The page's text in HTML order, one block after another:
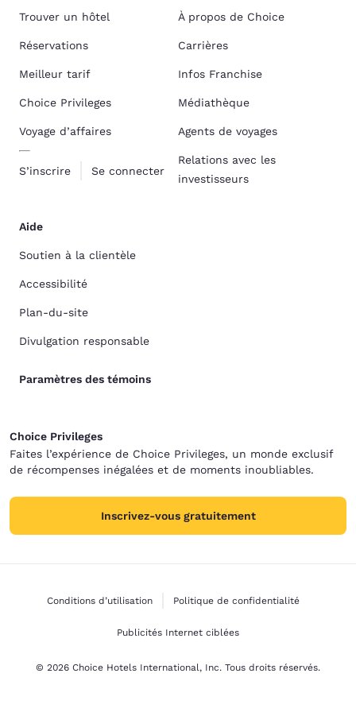
Trouver un hôtel
Réservations
Meilleur tarif
Choice Privileges
Voyage d’affaires
S’inscrire Se connecter
À propos de Choice
Carrières
Infos Franchise
Médiathèque
Agents de voyages
Relations avec les
investisseurs
Aide
Soutien à la clientèle
Accessibilité
Plan-du-site
Divulgation responsable
Paramètres des témoins
Choice Privileges
Faites l’expérience de Choice Privileges, un monde exclusif
de récompenses inégalées et de moments inoubliables.
Inscrivez-vous gratuitement
Conditions d’utilisation Politique de confidentialité
Publicités Internet ciblées
© 2026 Choice Hotels International, Inc. Tous droits réservés.